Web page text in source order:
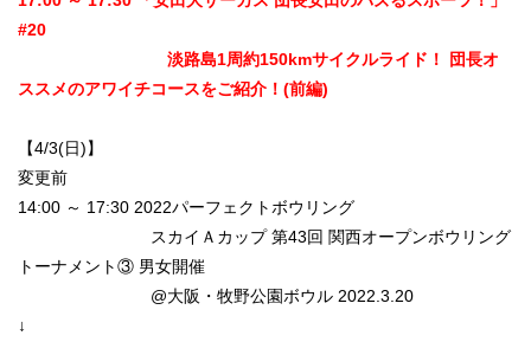
#20
淡路島1周約150kmサイクルライド！ 団長オ
ススメのアワイチコースをご紹介！(前編)
【4/3(日)】
変更前
14:00 ～ 17:30 2022パーフェクトボウリング
スカイＡカップ 第43回 関西オープンボウリング
トーナメント③ 男女開催
@大阪・牧野公園ボウル 2022.3.20
↓